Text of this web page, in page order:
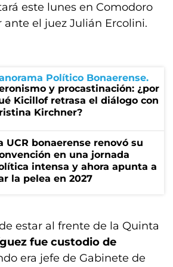
este lunes en Comodoro
ante el juez Julián Ercolini.
Político Bonaerense
y procastinación: ¿por
Kicillof retrasa el diálogo con
Kirchner?
UCR bonaerense renovó su
en una jornada
intensa y ahora apunta a
la pelea en 2027
estar al frente de la Quinta
fue custodio de
era jefe de Gabinete de